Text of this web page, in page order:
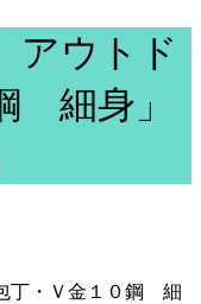
ウトド
細身」
丁・Ｖ金１０鋼 細